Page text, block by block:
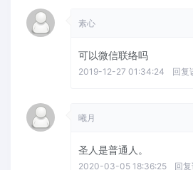
素心
可以微信联络吗
2019-12-27 01:34:24 回复
曦月
圣人是普通人。
2020-03-05 18:36:25 回